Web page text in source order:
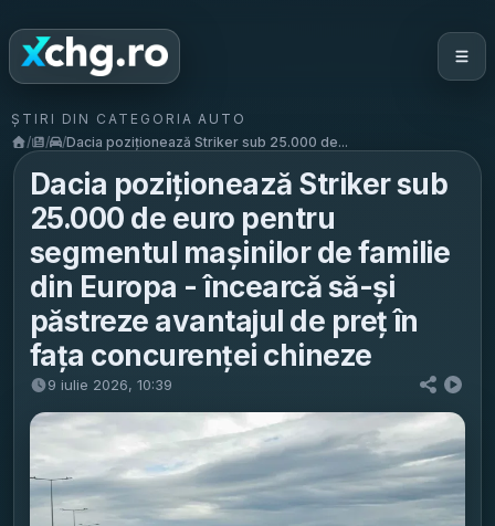
ȘTIRI DIN CATEGORIA AUTO
/
/ /Dacia poziționează Striker sub 25.000 de...
Dacia poziționează Striker sub
25.000 de euro pentru
segmentul mașinilor de familie
din Europa - încearcă să-și
păstreze avantajul de preț în
fața concurenței chineze
9 iulie 2026, 10:39